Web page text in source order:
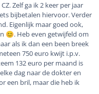
Zelf ga ik 2 keer per jaar
bijbetalen hiervoor. Verder
Eigenlijk maar goed ook,
😊. Heb even getwijfeld om
als ik dan een been breek
750 euro kwijt i.p.v.
132 euro per maand is
dag naar de dokter en
een bril, maar die heb ik